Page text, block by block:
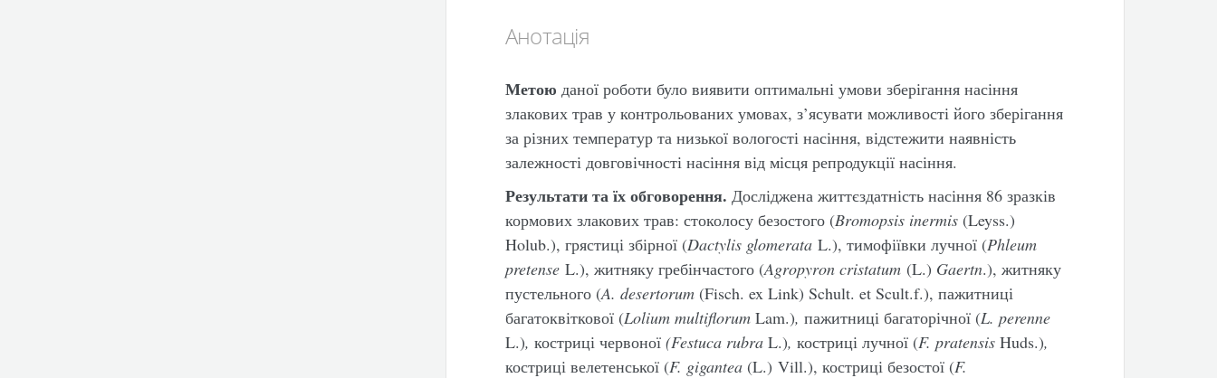
Анотація
Метою даної роботи було виявити оптимальні умови зберігання насіння
злакових трав у контрольованих умовах, з’ясувати можливості його зберігання
за різних температур та низької вологості насіння, відстежити наявність
залежності довговічності насіння від місця репродукції насіння.
Результати та їх обговорення. Досліджена життєздатність насіння 86 зразків
кормових злакових трав: стоколосу безостого (Bromopsis inermis (Leyss.)
Holub.), грястиці збірної (Dactylis glomerata L.), тимофіївки лучної (Phleum
pretense L.), житняку гребінчастого (Agropyron cristatum (L.) Gaertn.), житняку
пустельного (A. desertorum (Fisch. ex Link) Schult. et Scult.f.), пажитниці
багатоквіткової (Lolium multiflorum Lam.), пажитниці багаторічної (L. perenne
L.), костриці червоної(Festuca rubra L.), костриці лучної (F. pratensis Huds.),
костриці велетенської (F. gigantea (L.) Vill.), костриці безостої (F.